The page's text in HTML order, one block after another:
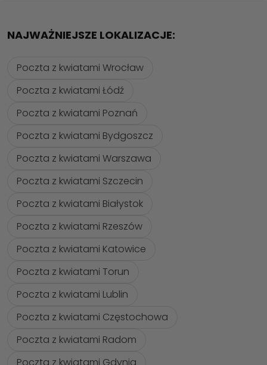
NAJWAŻNIEJSZE LOKALIZACJE:
Poczta z kwiatami Wrocław
Poczta z kwiatami Łódź
Poczta z kwiatami Poznań
Poczta z kwiatami Bydgoszcz
Poczta z kwiatami Warszawa
Poczta z kwiatami Szczecin
Poczta z kwiatami Białystok
Poczta z kwiatami Rzeszów
Poczta z kwiatami Katowice
Poczta z kwiatami Torun
Poczta z kwiatami Lublin
Poczta z kwiatami Częstochowa
Poczta z kwiatami Radom